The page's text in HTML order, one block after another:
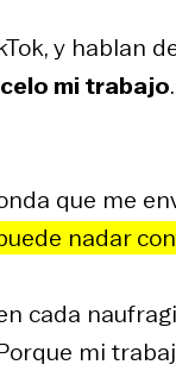
y
mi trabajo
que me
nadar
cada
mi